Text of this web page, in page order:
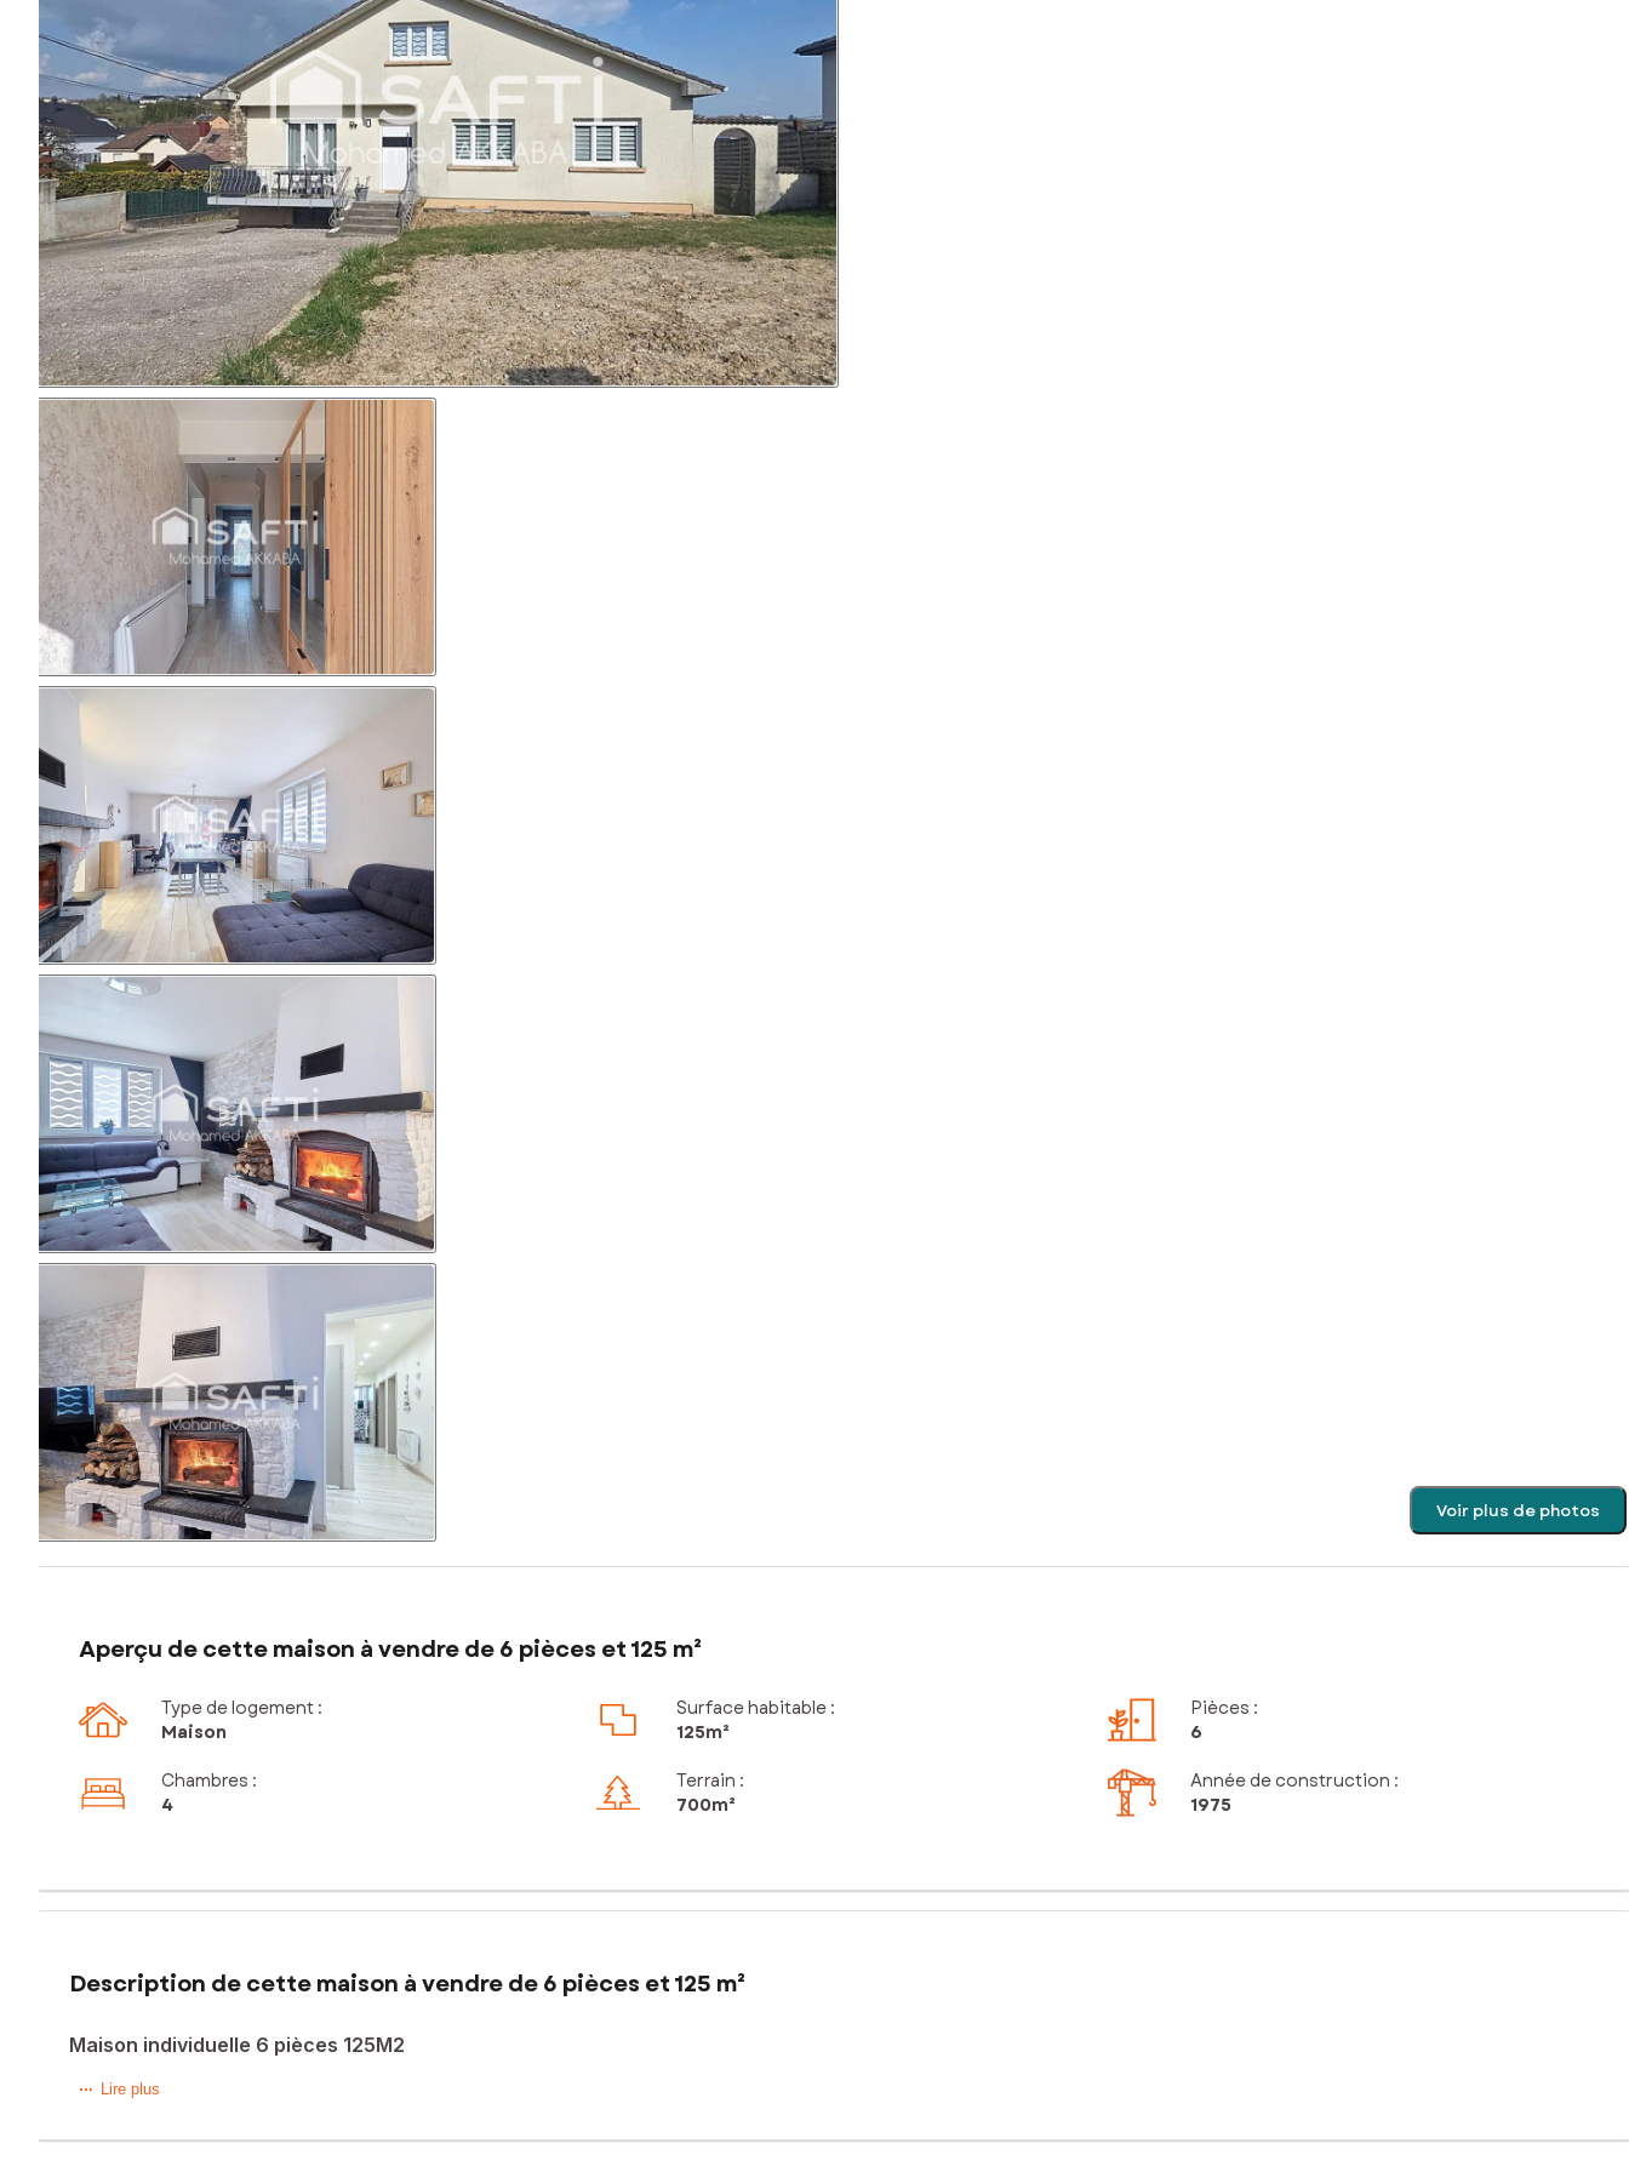
Voir plus de photos
Aperçu de cette maison à vendre de 6 pièces et 125 m²
Type de logement :
Maison
Surface habitable :
125m²
Pièces :
6
Chambres :
4
Terrain :
700m²
Année de construction :
1975
Description de cette maison à vendre de 6 pièces et 125 m²
Maison individuelle 6 pièces 125M2
C'est sur la commune de Hundling que je vous invite à venir découvrir cette belle maison familiale.
Située dans un environnement calme et agréable cette belle demeure spacieuse et lumineuse offre des volumes généreux et une distribution idéale pour une vie de famille confortable.
Lire plus